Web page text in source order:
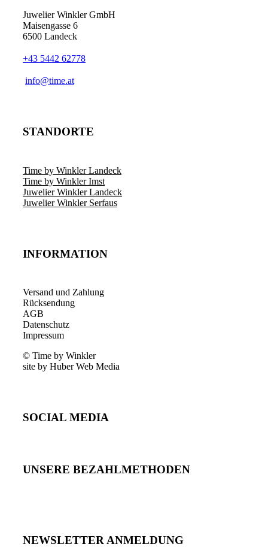
Juwelier Winkler GmbH
Maisengasse 6
6500 Landeck
+43 5442 62778
info@time.at
STANDORTE
Time by Winkler Landeck
Time by Winkler Imst
Juwelier Winkler Landeck
Juwelier Winkler Serfaus
INFORMATION
Versand und Zahlung
Rücksendung
AGB
Datenschutz
Impressum
© Time by Winkler
site by Huber Web Media
SOCIAL MEDIA
UNSERE BEZAHLMETHODEN
NEWSLETTER ANMELDUNG